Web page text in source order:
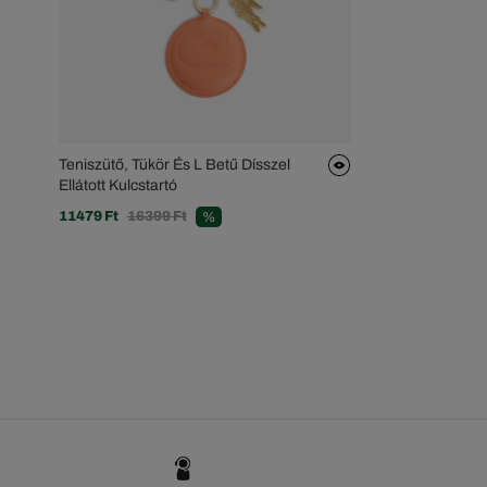
Teniszütő, Tükör És L Betű Dísszel
Ellátott Kulcstartó
11479 Ft 16399 Ft %